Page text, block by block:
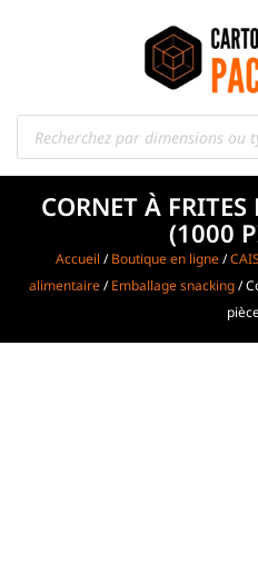
CORNET À
(1000
Accueil /Boutique en ligne/
alimentaire/Emballage snacking/